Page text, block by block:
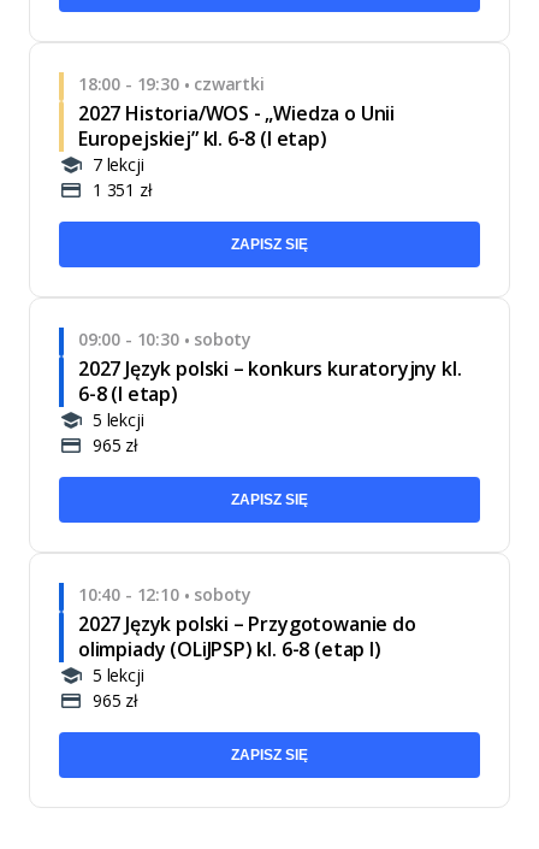
18:00 - 19:30• czwartki
2027 Historia/WOS - „Wiedza o Unii
Europejskiej” kl. 6-8 (I etap)
7 lekcji
1 351 zł
ZAPISZ SIĘ
09:00 - 10:30• soboty
2027 Język polski – konkurs kuratoryjny kl.
6-8 (I etap)
5 lekcji
965 zł
ZAPISZ SIĘ
10:40 - 12:10• soboty
2027 Język polski – Przygotowanie do
olimpiady (OLiJPSP) kl. 6-8 (etap I)
5 lekcji
965 zł
ZAPISZ SIĘ